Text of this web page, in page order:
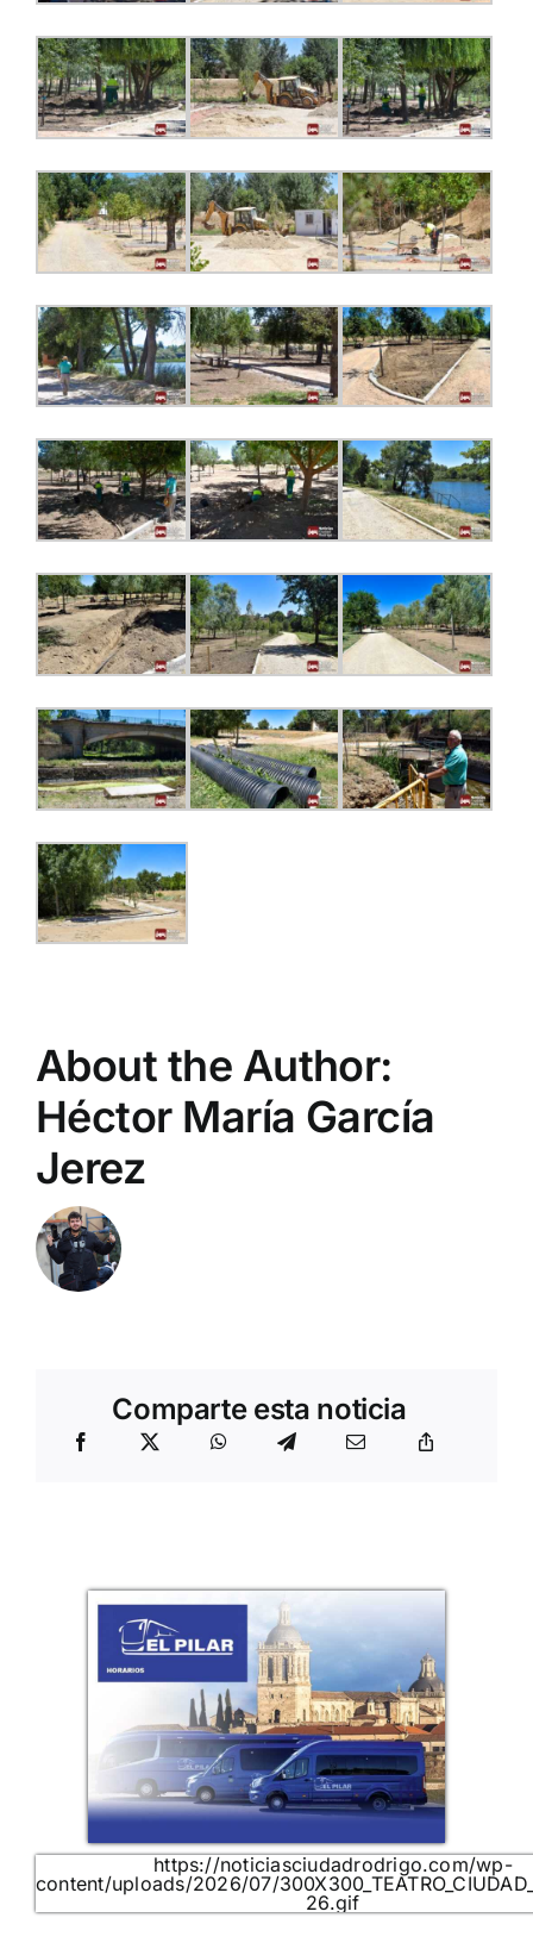
About the Author:
Héctor María García
Jerez
Comparte esta noticia
https://noticiasciudadrodrigo.com/wp-
content/uploads/2026/07/
26.gif